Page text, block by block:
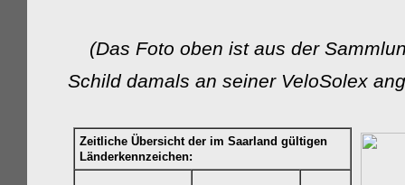
(Das Foto oben ist aus der
Schild damals an seiner VeloSolex
Zeitliche Übersicht der im Saarland gültigen
Länderkennzeichen: